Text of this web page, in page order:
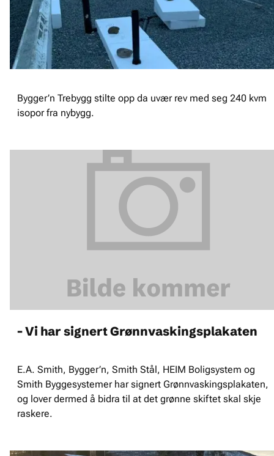
Bygger’n Trebygg stilte opp da uvær rev med seg 240 kvm
isopor fra nybygg.
- Vi har signert Grønnvaskingsplakaten
E.A. Smith, Bygger’n, Smith Stål, HEIM Boligsystem og
Smith Byggesystemer har signert Grønnvaskingsplakaten,
og lover dermed å bidra til at det grønne skiftet skal skje
raskere.